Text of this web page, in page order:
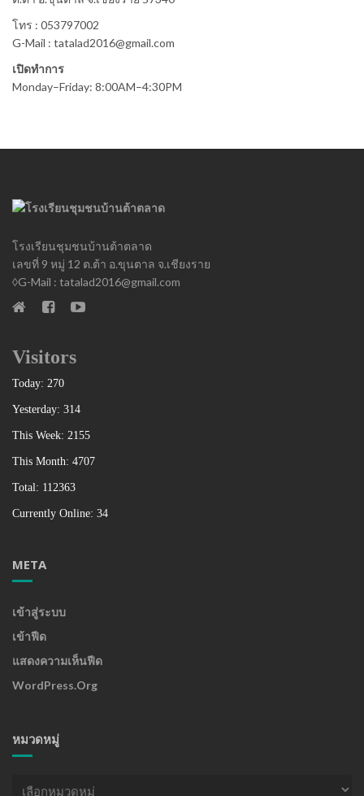
โทร : 053797002
G-Mail : tatalad2016@gmail.com
เปิดทำการ
Monday–Friday: 8:00AM–4:30PM
โรงเรียนชุมชนบ้านต้าตลาด
เลขที่ 9 หมู่ 12 ต.ต้า อ.ขุนตาล จ.เชียงราย
◊G-Mail : tatalad2016@gmail.com
Visitors
Today: 270
Yesterday: 314
This Week: 2155
This Month: 4707
Total: 112363
Currently Online: 34
META
เข้าสู่ระบบ
เข้าฟีด
แสดงความเห็นฟีด
WordPress.org
หมวดหมู่
หมวด